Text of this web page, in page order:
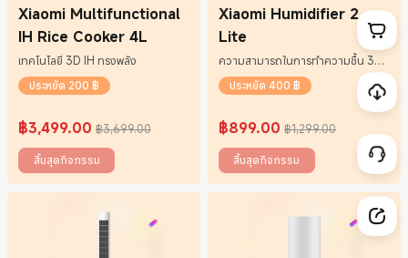
Xiaomi Multifunctional
IH Rice Cooker 4L
เทคโนโลยี 3D IH ทรงพลัง
ประหยัด 200 ฿
฿3,499.00
Current Price ฿3499
฿3,699.00
ราคาโปรโมชั่น ฿3,699.00
สิ้นสุดกิจกรรม
Xiaomi Humidifier 2
Lite
ความสามารถในการทำความชื้น 300
มล./ชม.
ประหยัด 400 ฿
฿899.00
Current Price ฿899
฿1,299.00
ราคาโปรโมชั่น ฿1,299.00
สิ้นสุดกิจกรรม